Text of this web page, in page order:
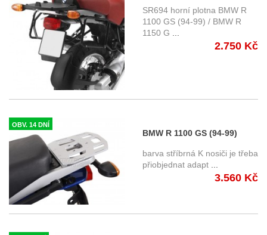
specifická horní plotna Givi
SR694
SR694 horní plotna BMW R
1100 GS (94-99) / BMW R
1150 G
2.750 Kč
OBV. 14 DNÍ
BMW R 1100 GS (94-99)
horní nosič SW-Motech Alu-
Rack
barva stříbrná K nosiči je třeba
přiobjednat adapt
3.560 Kč